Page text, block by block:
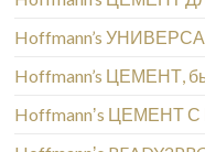
Hoffmann’s
Hoffmann’s ЦЕМЕНТ,
Hoffmannʼs ЦЕМЕНТ